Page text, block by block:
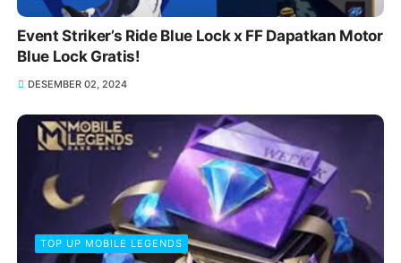
Event Striker’s Ride Blue Lock x FF Dapatkan Motor
Blue Lock Gratis!
DESEMBER 02, 2024
TOP UP MOBILE LEGENDS